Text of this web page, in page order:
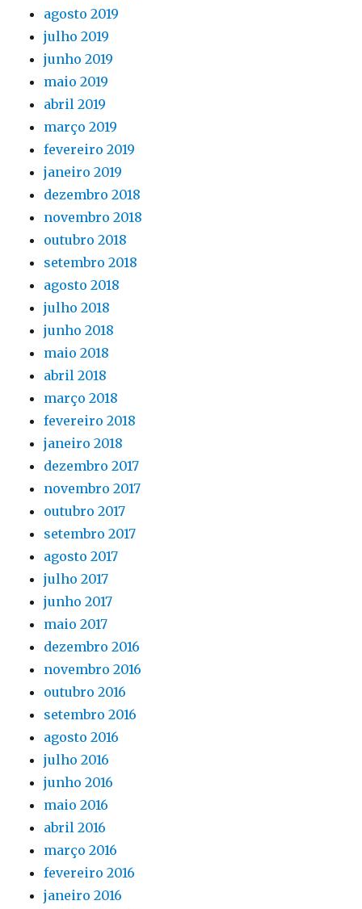
agosto 2019
julho 2019
junho 2019
maio 2019
abril 2019
março 2019
fevereiro 2019
janeiro 2019
dezembro 2018
novembro 2018
outubro 2018
setembro 2018
agosto 2018
julho 2018
junho 2018
maio 2018
abril 2018
março 2018
fevereiro 2018
janeiro 2018
dezembro 2017
novembro 2017
outubro 2017
setembro 2017
agosto 2017
julho 2017
junho 2017
maio 2017
dezembro 2016
novembro 2016
outubro 2016
setembro 2016
agosto 2016
julho 2016
junho 2016
maio 2016
abril 2016
março 2016
fevereiro 2016
janeiro 2016